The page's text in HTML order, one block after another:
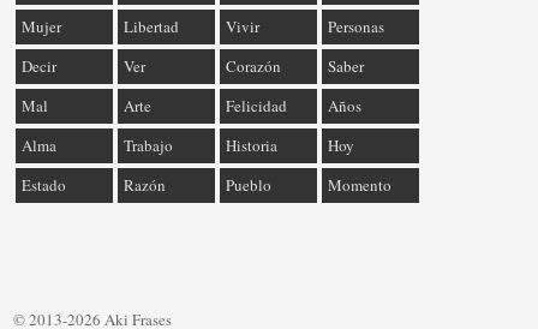
Mujer
Libertad Vivir
Personas
Decir
Ver Corazón
Saber
Mal
Arte Felicidad
Años
Alma
Trabajo Historia
Hoy
Estado
Razón Pueblo Momento
© 2013-2026 Aki Frases